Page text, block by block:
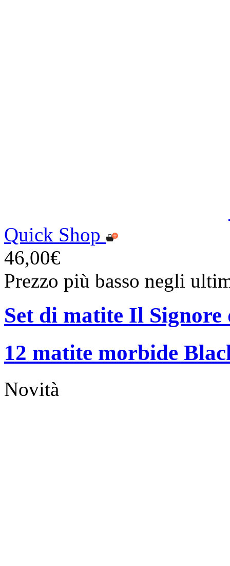
Quick Shop
46,00€
Prezzo più basso negli
Set di matite Il
12 matite morbide
Novità